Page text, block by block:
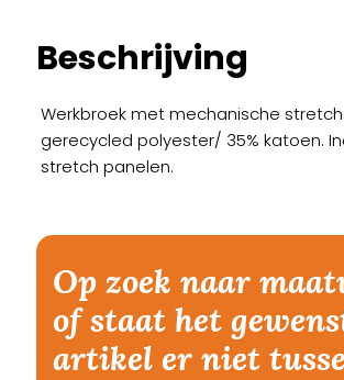
Beschrijving
Werkbroek met mechanische
gerecycled polyester/ 35% katoen.
stretch panelen.
Op zoek naar
of staat het
artikel er niet